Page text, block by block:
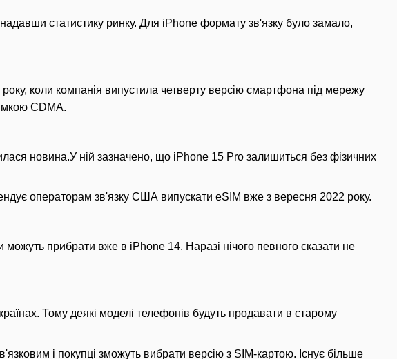
статистику ринку. Для iPhone формату зв'язку було замало,
коли компанія випустила четверту версію смартфона під мережу
CDMA.
новина.У ній зазначено, що iPhone 15 Pro залишиться без фізичних
операторам зв'язку США випускати eSIM вже з вересня 2022 року.
прибрати вже в iPhone 14. Наразі нічого певного сказати не
Тому деякі моделі телефонів будуть продавати в старому
і покупці зможуть вибрати версію з SIM-картою. Існує більше